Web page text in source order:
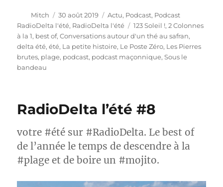
Auteur
Mitch
Publié
le
30 août 2019 Catégories
Actu, Podcast, Podcast
RadioDelta l'été, RadioDelta l'été Étiquettes
123 Soleil !,2 Colonnes
à la 1, best of,Conversations autour d'un thé au safran,
delta été,été, La petite histoire, Le Poste Zéro, Les Pierres
brutes, plage, podcast, podcast maçonnique,Sous le
bandeau
RadioDelta l’été #8
votre #été sur #RadioDelta. Le best of
de l’année le temps de descendre à la
#plage et de boire un #mojito.